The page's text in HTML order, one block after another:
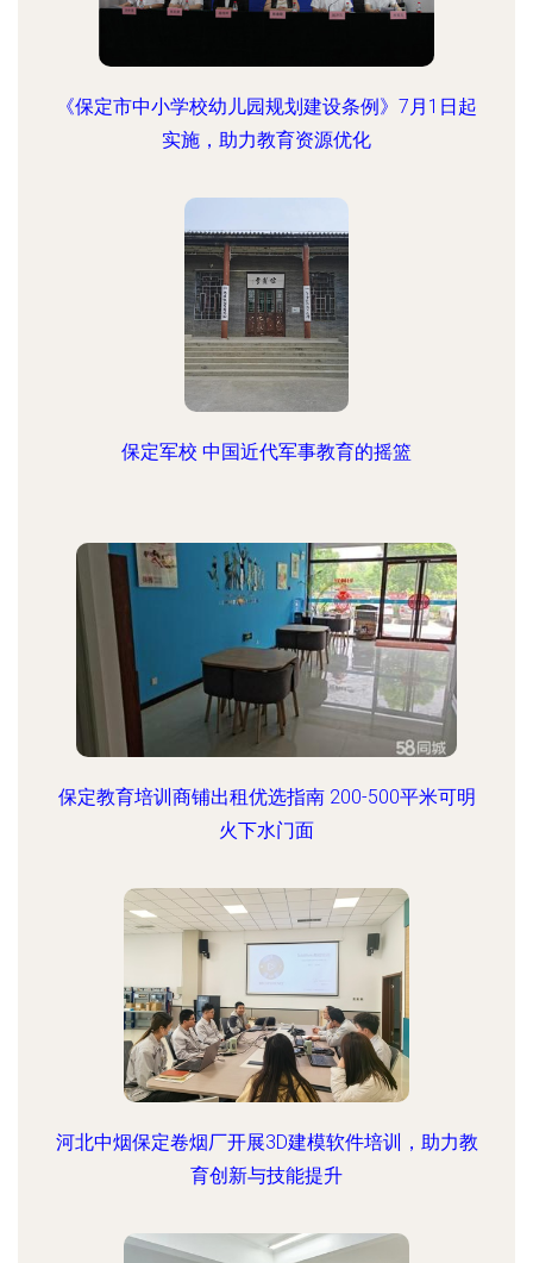
《保定市中小学校幼儿园规划建设条例》7月1日起
实施，助力教育资源优化
保定军校 中国近代军事教育的摇篮
保定教育培训商铺出租优选指南 200-500平米可明
火下水门面
河北中烟保定卷烟厂开展3D建模软件培训，助力教
育创新与技能提升